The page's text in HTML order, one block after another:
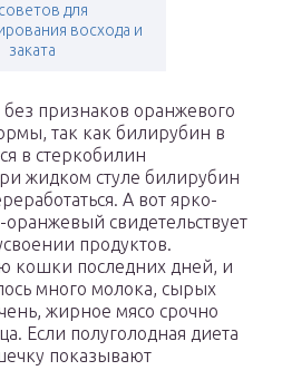
для
восхода и
заката
признаков оранжевого
так как билирубин в
в стеркобилин
жидком стуле билирубин
А вот ярко-
свидетельствует
продуктов.
кошки последних дней, и
много молока, сырых
жирное мясо срочно
Если полуголодная диета
показывают